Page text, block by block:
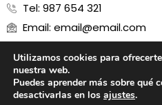
Tel: 987 654 321
Email: email@email.com
Aviso Legal Política de
Utilizamos cookies para
nuestra web.
Puedes aprender más sobre qué
desactivarlas en los ajustes.